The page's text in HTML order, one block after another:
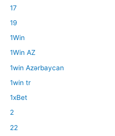
17
19
1Win
1Win AZ
1win Azərbaycan
1win tr
1xBet
2
22